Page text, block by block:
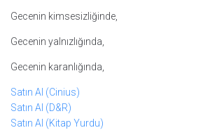
Gecenin kimsesizliğinde,
Gecenin yalnızlığında,
Gecenin karanlığında,
Satın Al (Cinius)
Satın Al (D&R)
Satın Al (Kitap Yurdu)